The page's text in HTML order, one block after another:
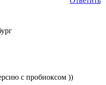
с пробиоксом ))